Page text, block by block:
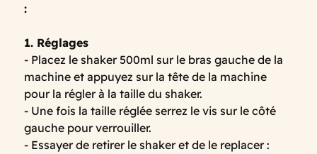
:
1. Réglages
- Placez le shaker 500ml sur le bras gauche de la
machine et appuyez sur la tête de la machine
pour la régler à la taille du shaker.
- Une fois la taille réglée serrez le vis sur le côté
gauche pour verrouiller.
- Essayer de retirer le shaker et de le replacer :